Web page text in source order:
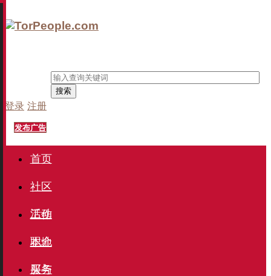
搜索
登录 注册
发布广告
首页
社区
活动
工作
职介
本地
服务
买与